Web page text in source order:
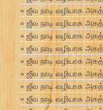
ஜீவ நாடி வழியாக
ஜீவ நாடி வழியாக
ஜீவ நாடி வழியாக
ஜீவ நாடி வழியாக
ஜீவ நாடி வழியாக
ஜீவ நாடி வழியாக
ஜீவ நாடி வழியாக
ஜீவ நாடி வழியாக